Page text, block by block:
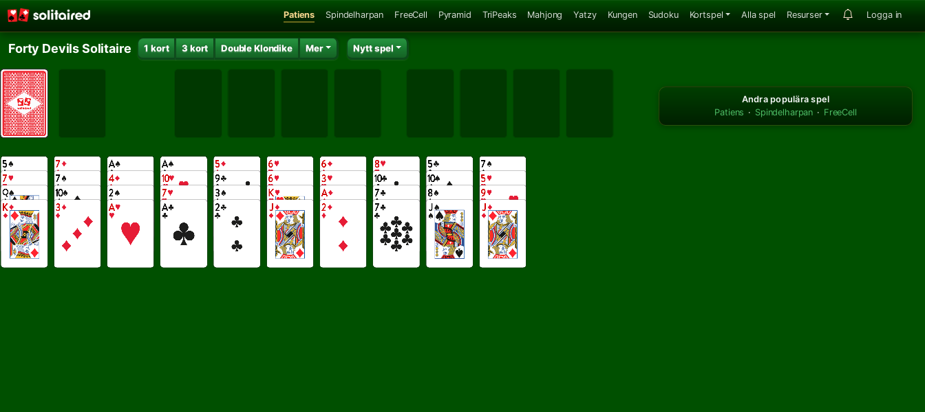
Patiens Spindelharpan FreeCell Pyramid TriPeaks Mahjong Yatzy Kungen Sudoku Kortspel Alla spel Resurser Logga in
Forty Devils Solitaire 1 kort 3 kort Double Klondike Mer Nytt spel
Andra populära spel
Patiens · Spindelharpan · FreeCell